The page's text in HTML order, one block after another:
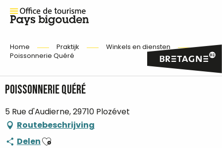
Home Praktijk
Winkels en diensten
Poissonnerie Quéré
Poissonnerie Quéré
5 Rue d'Audierne, 29710 Plozévet
Routebeschrijving
DelenAjouter aux favoris